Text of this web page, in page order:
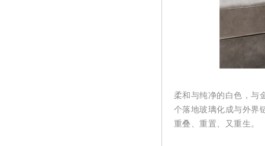
柔和与纯净的 白色 ， 与
个落地玻璃化成与外界
重叠、重置、又重生。